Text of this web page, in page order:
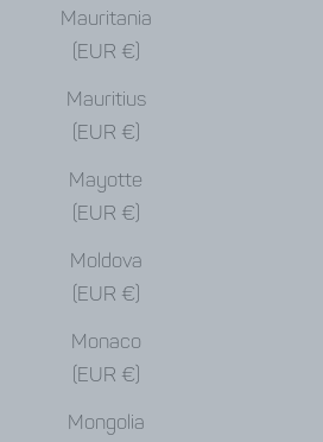
Mauritania
(EUR €)
Mauritius
(EUR €)
Mayotte
(EUR €)
Moldova
(EUR €)
Monaco
(EUR €)
Mongolia